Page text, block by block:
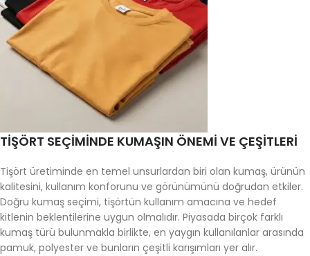
TIŞÖRT SEÇIMINDE KUMAŞIN ÖNEMI VE ÇEŞITLERI
Tişört üretiminde en temel unsurlardan biri olan kumaş, ürünün
kalitesini, kullanım konforunu ve görünümünü doğrudan etkiler.
Doğru kumaş seçimi, tişörtün kullanım amacına ve hedef
kitlenin beklentilerine uygun olmalıdır. Piyasada birçok farklı
kumaş türü bulunmakla birlikte, en yaygın kullanılanlar arasında
pamuk, polyester ve bunların çeşitli karışımları yer alır.